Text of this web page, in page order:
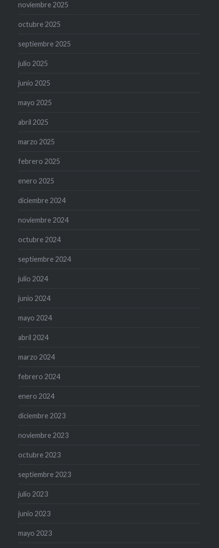
noviembre 2025
octubre 2025
septiembre 2025
julio 2025
junio 2025
mayo 2025
abril 2025
marzo 2025
febrero 2025
enero 2025
diciembre 2024
noviembre 2024
octubre 2024
septiembre 2024
julio 2024
junio 2024
mayo 2024
abril 2024
marzo 2024
febrero 2024
enero 2024
diciembre 2023
noviembre 2023
octubre 2023
septiembre 2023
julio 2023
junio 2023
mayo 2023